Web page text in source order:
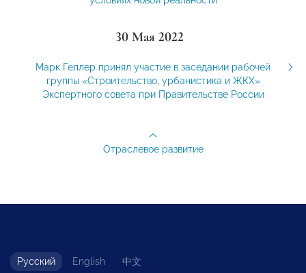
30 Мая 2022
Марк Геллер принял участие в заседании рабочей
группы «Строительство, урбанистика и ЖКХ»
Экспертного совета при Правительстве России
Отраслевое развитие
Русский English 中文